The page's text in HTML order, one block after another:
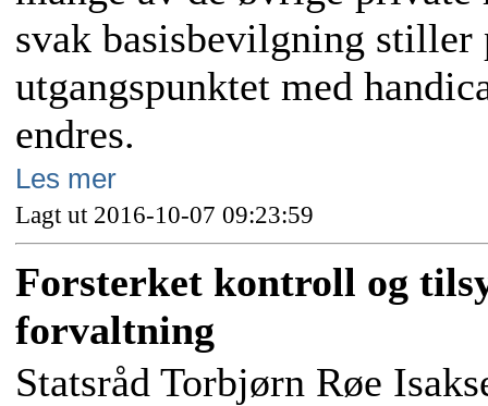
svak basisbevilgning
utgangspunktet med
endres.
Les mer
Lagt ut 2016-10-07 09:23:59
Forsterket kontroll og
forvaltning
Statsråd Torbjørn Røe